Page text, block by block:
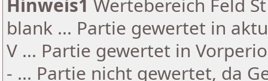
Hinweis1 Wertebereich Feld
blank ... Partie gewertet in
V ... Partie gewertet in
- ... Partie nicht gewertet, da